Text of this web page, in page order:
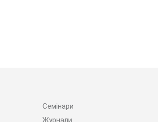
Семінари
Журнали